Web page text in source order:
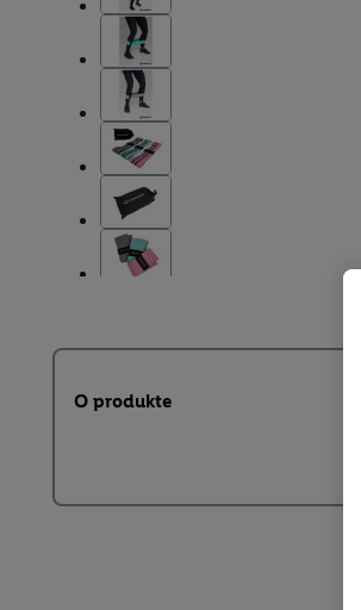
O produkte